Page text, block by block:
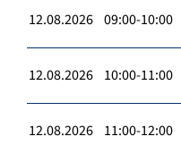
12.08.2026 09:00-10:00
12.08.2026 10:00-11:00
12.08.2026 11:00-12:00